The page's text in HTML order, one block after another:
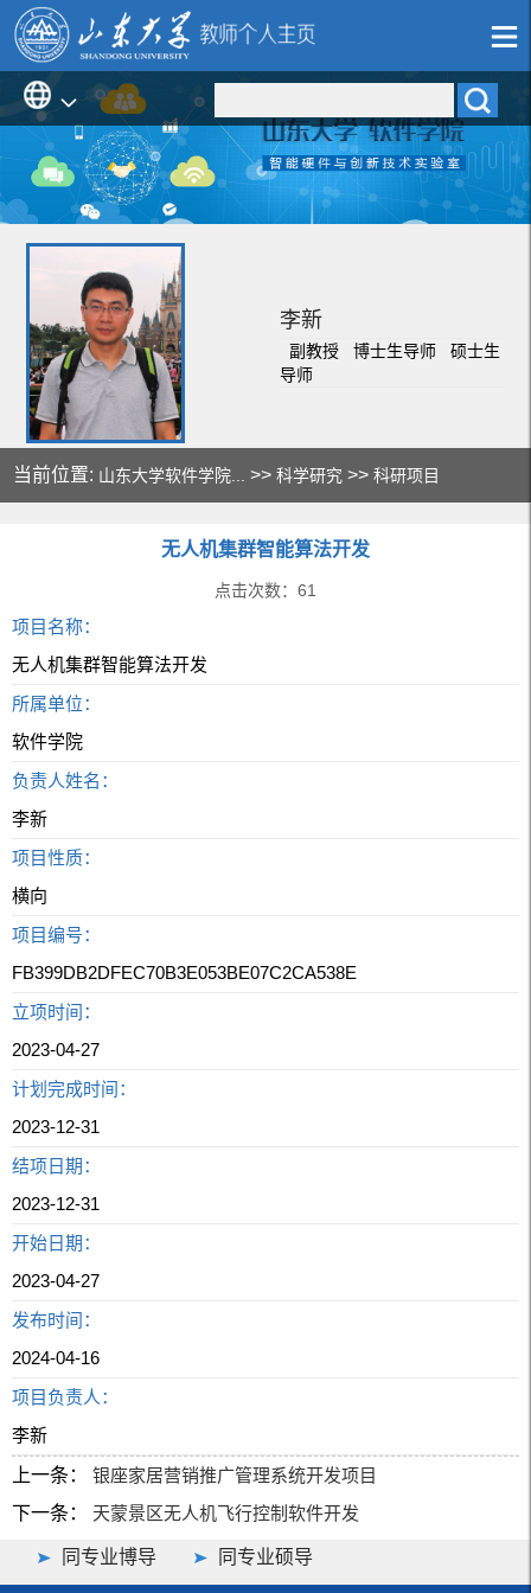
李新
副教授 博士生导师 硕士生
导师
当前位置: 山东大学软件学院... >>科学研究 >>科研项目
无人机集群智能算法开发
点击次数： 61
项目名称：
无人机集群智能算法开发
所属单位：
软件学院
负责人姓名：
李新
项目性质：
横向
项目编号：
FB399DB2DFEC70B3E053BE07C2CA538E
立项时间：
2023-04-27
计划完成时间：
2023-12-31
结项日期：
2023-12-31
开始日期：
2023-04-27
发布时间：
2024-04-16
项目负责人：
李新
上一条：
银座家居营销推广管理系统开发项目
下一条：
天蒙景区无人机飞行控制软件开发
同专业博导 同专业硕导